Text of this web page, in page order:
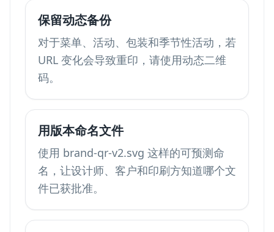
保留动态备份
对于菜单、活动、包装和季节性活动，若
URL 变化会导致重印，请使用动态二维
码。
用版本命名文件
使用 brand-qr-v2.svg 这样的可预测命
名，让设计师、客户和印刷方知道哪个文
件已获批准。